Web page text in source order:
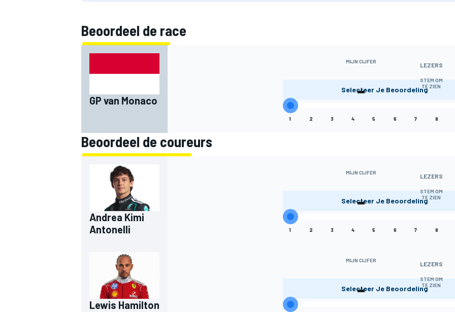
INDYCAR
Beoordeel de race
GP van Monaco
MIJN CIJFER
-
LEZERS
STEM OM
TE ZIEN
Selecteer Je Beoordeling
1 2 3 4 5 6 7 8
Beoordeel de coureurs
Andrea Kimi
Antonelli
MIJN CIJFER
-
LEZERS
STEM OM
TE ZIEN
Selecteer Je Beoordeling
1 2 3 4 5 6 7 8
Lewis Hamilton
MIJN CIJFER
-
LEZERS
STEM OM
TE ZIEN
Selecteer Je Beoordeling